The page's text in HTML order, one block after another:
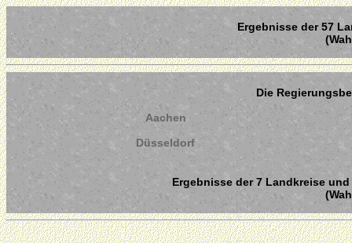
Ergebnisse der 57
Die
Aachen
Düsseldorf
Ergebnisse der 7 Landkreise